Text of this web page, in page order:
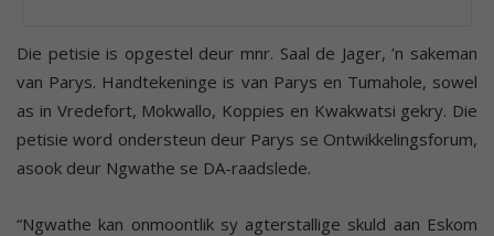
Die petisie is opgestel deur mnr. Saal de Jager, ’n sakeman
van Parys. Handtekeninge is van Parys en Tumahole, sowel
as in Vredefort, Mokwallo, Koppies en Kwakwatsi gekry. Die
petisie word ondersteun deur Parys se Ontwikkelingsforum,
asook deur Ngwathe se DA-raadslede.
“Ngwathe kan onmoontlik sy agterstallige skuld aan Eskom